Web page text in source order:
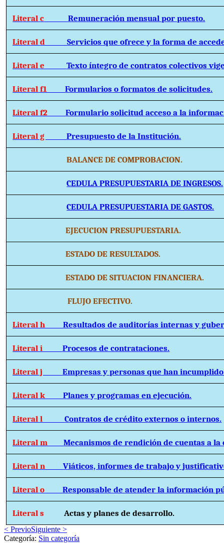
Literal c Remuneración mensual por puesto.
Literal dServicios que ofrece y la forma de
Literal eTexto íntegro de contratos colectivos
Literal f1Formularios o formatos de solicitudes.
Literal f2Formulario solicitud acceso a la
Literal gPresupuesto de la Institución.
BALANCE DE COMPROBACION.
CEDULA PRESUPUESTARIA DE INGRESOS.
CEDULA PRESUPUESTARIA DE GASTOS.
EJECUCION PRESUPUESTARIA.
ESTADO DE RESULTADOS.
ESTADO DE SITUACION FINANCIERA.
FLUJO EFECTIVO.
Literal hResultados de auditorías internas y
Literal iProcesos de contrataciones.
Literal jEmpresas y personas que han
Literal kPlanes y programas en ejecución.
Literal lContratos de crédito externos o internos.
Literal mMecanismos de rendición de cuentas a la
Literal nViáticos, informes de trabajo y
Literal oResponsable de atender la información
Literal sActas y planes de desarrollo.
< PrevioSiguiente >
Categoría: Sin categoría